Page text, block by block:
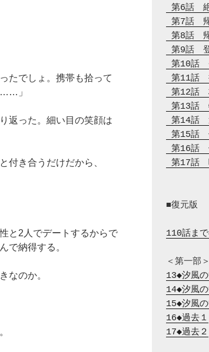
たでしょ。携帯も拾って
……」
返った。細い目の笑顔は
付き合うだけだから、
と2人でデートするからで
で納得する。
なのか。
第6話　
第7話　
第8話　
第9話　
第10話
第11話
第12話
第13話
第14話
第15話
第16話
第17話
■復元版
110話ま
13◆汐風
14◆汐風
15◆汐風
16◆過去１
17◆過去２